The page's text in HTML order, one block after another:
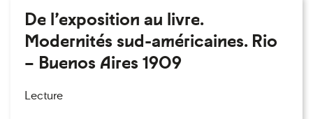
De l’exposition au livre.
Modernités sud-américaines. Rio
– Buenos Aires 1909
Lecture